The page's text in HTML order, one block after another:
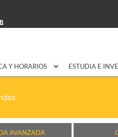
Y HORARIOS ESTUDIA E
AVANZADA